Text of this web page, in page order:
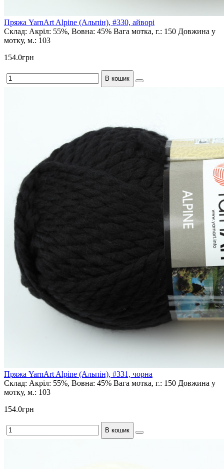
Пряжа YarnArt Alpine (Альпін), #330, айворі
Склад: Акріл: 55%, Вовна: 45% Вага мотка, г.: 150 Довжина у
мотку, м.: 103
154.0грн
В кошик
Пряжа YarnArt Alpine (Альпін), #331, чорна
Склад: Акріл: 55%, Вовна: 45% Вага мотка, г.: 150 Довжина у
мотку, м.: 103
154.0грн
В кошик